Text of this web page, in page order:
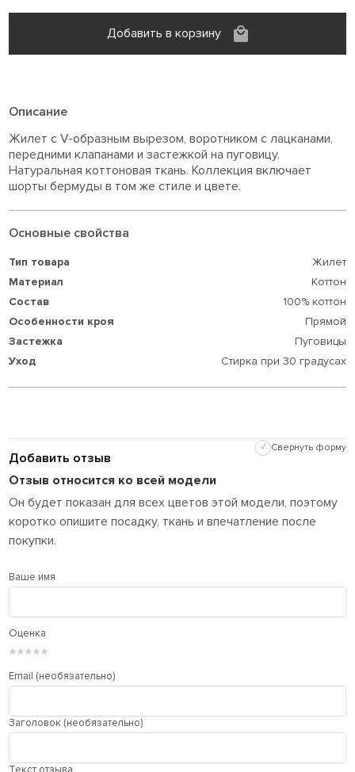
Добавить в корзину
Описание
Жилет с V-образным вырезом, воротником с лацканами,
передними клапанами и застежкой на пуговицу.
Натуральная коттоновая ткань. Коллекция включает
шорты бермуды в том же стиле и цвете.
Основные свойства
Тип товара
Жилет
Материал
Коттон
Состав
100% коттон
Особенности кроя
Прямой
Застежка
Пуговицы
Уход
Стирка при 30 градусах
Добавить отзыв
✓ Свернуть форму
Отзыв относится ко всей модели
Он будет показан для всех цветов этой модели, поэтому
коротко опишите посадку, ткань и впечатление после
покупки.
Ваше имя
Оценка
★
★
★
★
★
Email (необязательно)
Заголовок (необязательно)
Текст отзыва